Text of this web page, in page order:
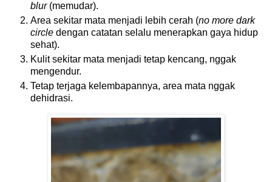
blur(memudar).
Area sekitar mata menjadi lebih cerah (no more dark
circle dengan catatan selalu menerapkan gaya hidup
sehat).
Kulit sekitar mata menjadi tetap kencang, nggak
mengendur.
Tetap terjaga kelembapannya, area mata nggak
dehidrasi.